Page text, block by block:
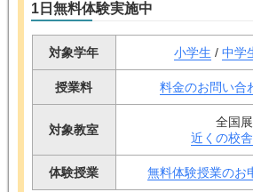
1日無料体験実施中
対象学年 小学生 / 中学
授業料 料金のお問い合
対象教室
全国
近くの校
体験授業 無料体験授業のお